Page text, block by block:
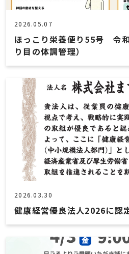
2026.05.07
ほっこり栄養便り55号 令
り目の体調管理）
2026.03.30
健康経営優良法人2026に認